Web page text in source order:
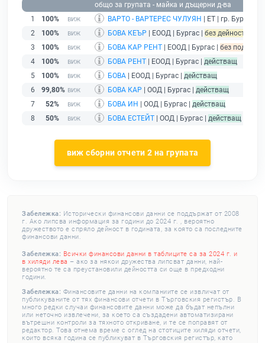
общо за групата - майка и дъщерни д-ва
1
100% ВАРТО - ВАРТЕРЕС ЧУЛУЯН | ЕТ | гр. Бургас |
2
100% БОВА КЕЪР | ЕООД | Бургас | без дейност -
3
100% БОВА КАР РЕНТ | ЕООД | Бургас | без подаден
4
100% БОВА РЕНТ | ЕООД | Бургас | действащ
5
100% БОВА | ЕООД | Бургас | действащ
6
99,80% БОВА КАР | ООД | Бургас | действащ
7
52% БОВА ИН | ООД | Бургас | действащ
8
50% БОВА ЕСТЕЙТ | ООД | Бургас | действащ
виж сборни отчети 2 на групата
Забележка: Исторически финансови данни се поддържат от 2008
г. Ако липсва информация за години до 2024 г. , вероятно
дружеството е спряло дейност в годината, за която са последните
финансови данни.
Забележка: Всички финансови данни в таблиците са за 2024 г. и
в хиляди лева – ако за някои дружества липсват данни, най-
вероятно те са преустановили дейността си още в предходни
години.
Забележка: Финансовите данни на компаниите се извличат от
публикуваните от тях финансови отчети в Търговския регистър. В
много редки случаи финансовите данни може да бъдат непълни
или неточно извлечени, за което са създадени автоматизирани
вътрешни контроли за тяхното откриване, и те се поправят от
редактор. Това отнема време с оглед на стотиците хиляди отчети,
които всяка година се публикуват в Търговския регистър, като